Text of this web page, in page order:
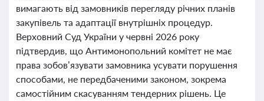
вимагають від замовників перегляду річних планів
закупівель та адаптації внутрішніх процедур.
Верховний Суд України у червні 2026 року
підтвердив, що Антимонопольний комітет не має
права зобов’язувати замовника усувати порушення
способами, не передбаченими законом, зокрема
самостійним скасуванням тендерних рішень. Це